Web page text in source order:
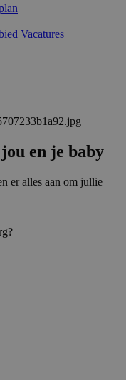
Vacatures
en je baby
er alles aan om jullie